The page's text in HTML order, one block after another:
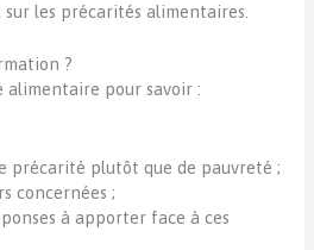
sur les précarités alimentaires.
?
pour savoir :
précarité plutôt que de pauvreté ;
concernées ;
à apporter face à ces